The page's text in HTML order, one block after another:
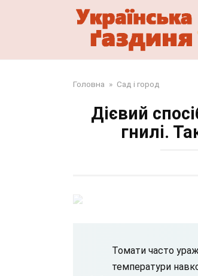
Головна » Сад і город
Дієвий
гнилі.
Томати часто
температури